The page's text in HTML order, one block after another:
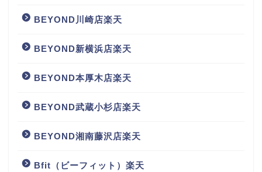
BEYOND川崎店楽天
BEYOND新横浜店楽天
BEYOND本厚木店楽天
BEYOND武蔵小杉店楽天
BEYOND湘南藤沢店楽天
Bfit（ビーフィット）楽天